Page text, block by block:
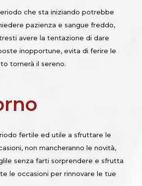
che sta iniziando potrebbe
pazienza e sangue freddo,
avere la tentazione di dare
inopportune, evita di ferire le
tornerà il sereno.
fertile ed utile a sfruttare le
non mancheranno le novità,
senza farti sorprendere e sfrutta
le occasioni per rinnovare le tue